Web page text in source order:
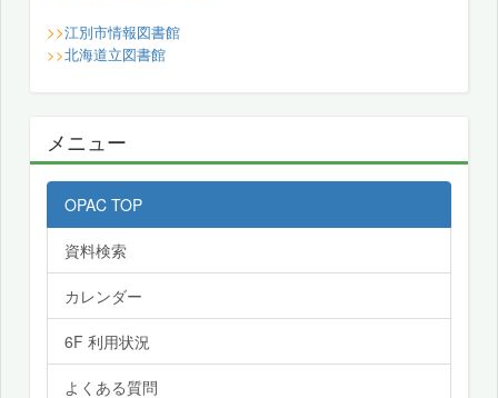
>>江別市情報図書館
>>北海道立図書館
メニュー
OPAC TOP
資料検索
カレンダー
6F 利用状況
よくある質問